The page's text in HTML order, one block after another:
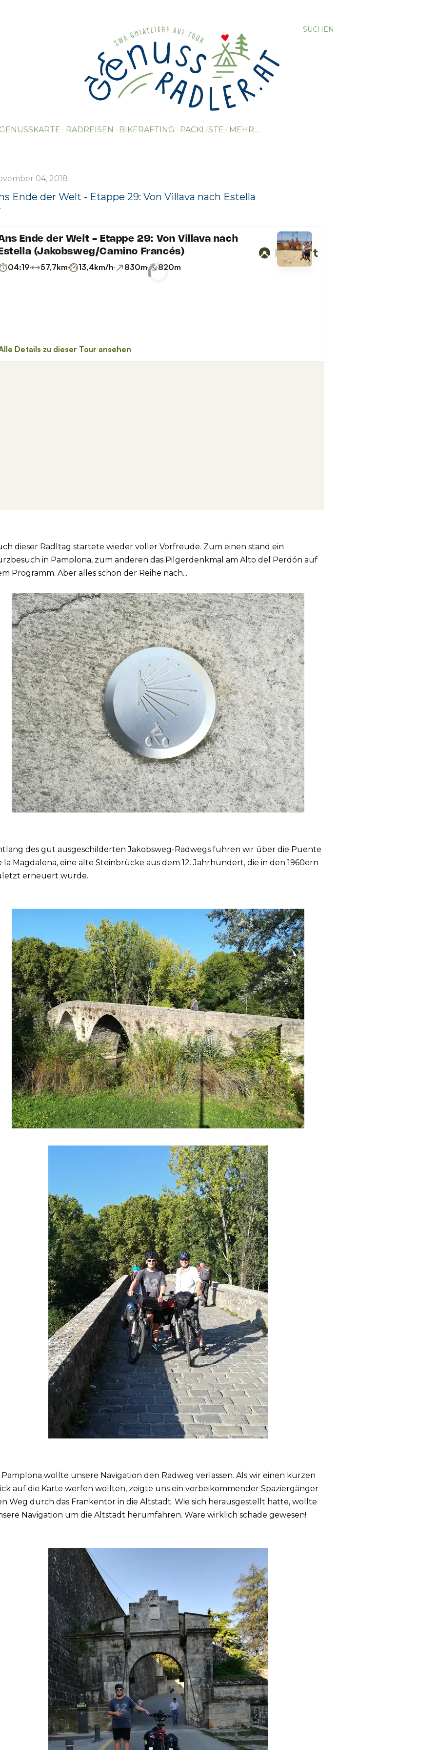
SUCHEN
RADREISEN BIKERAFTING PACKLISTE MEHR…
04, 2018
Ende der Welt - Etappe 29: Von Villava nach Estella
dieser Radltag startete wieder voller Vorfreude. Zum einen stand ein
in Pamplona, zum anderen das Pilgerdenkmal am Alto del Perdón auf
Programm. Aber alles schön der Reihe nach...
des gut ausgeschilderten Jakobsweg-Radwegs fuhren wir über die Puente
la Magdalena, eine alte Steinbrücke aus dem 12. Jahrhundert, die in den 1960ern
erneuert wurde.
wollte unsere Navigation den Radweg verlassen. Als wir einen kurzen
auf die Karte werfen wollten, zeigte uns ein vorbeikommender Spaziergänger
Weg durch das Frankentor in die Altstadt. Wie sich herausgestellt hatte, wollte
Navigation um die Altstadt herumfahren. Wäre wirklich schade gewesen!